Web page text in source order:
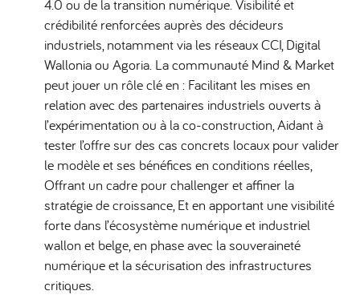
4.0 ou de la transition numérique. Visibilité et
crédibilité renforcées auprès des décideurs
industriels, notamment via les réseaux CCI, Digital
Wallonia ou Agoria. La communauté Mind & Market
peut jouer un rôle clé en : Facilitant les mises en
relation avec des partenaires industriels ouverts à
l’expérimentation ou à la co-construction, Aidant à
tester l’offre sur des cas concrets locaux pour valider
le modèle et ses bénéfices en conditions réelles,
Offrant un cadre pour challenger et affiner la
stratégie de croissance, Et en apportant une visibilité
forte dans l’écosystème numérique et industriel
wallon et belge, en phase avec la souveraineté
numérique et la sécurisation des infrastructures
critiques.